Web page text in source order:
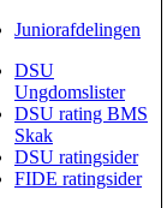
Juniorafdelingen
DSU
Ungdomslister
DSU rating BMS
Skak
DSU ratingsider
FIDE ratingsider